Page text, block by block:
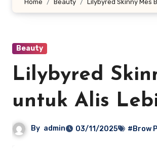
Home Beauty Lilybyred Skinny Mes
Beauty
Lilybyred
untuk Alis
By admin 03/11/2025 #Brow